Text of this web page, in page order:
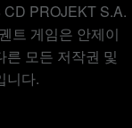
PROJEKT S.A.
트 게임은 안제이
모든 저작권 및
니다.